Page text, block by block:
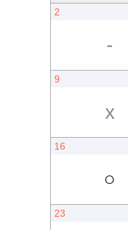
2
-
9
x
16
○
23